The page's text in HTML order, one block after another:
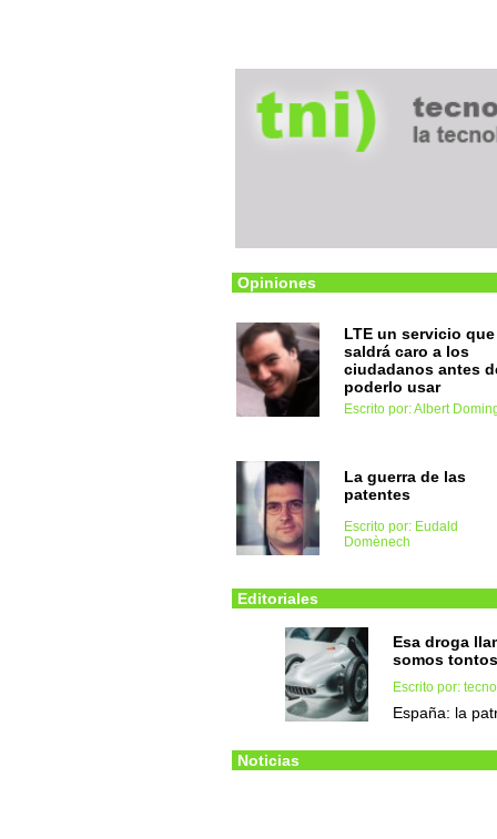
Opiniones
LTE un servicio que
saldrá caro a los
ciudadanos antes
poderlo usar
Escrito por: Albert
La guerra de las
patentes
Escrito por: Eudald
Domènech
Editoriales
Esa droga
somos tontos
Escrito por:
España: la
Noticias